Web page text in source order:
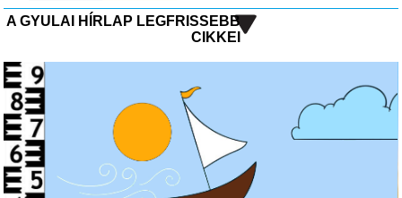
A GYULAI HÍRLAP LEGFRISSEBB
CIKKEI